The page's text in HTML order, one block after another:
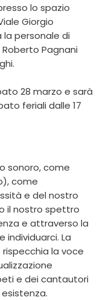
lo spazio
Giorgio
la personale di
Roberto Pagnani
28 marzo e sarà
feriali dalle 17
sonoro, come
come
e del nostro
il nostro spettro
e attraverso la
La
la voce
e dei cantautori